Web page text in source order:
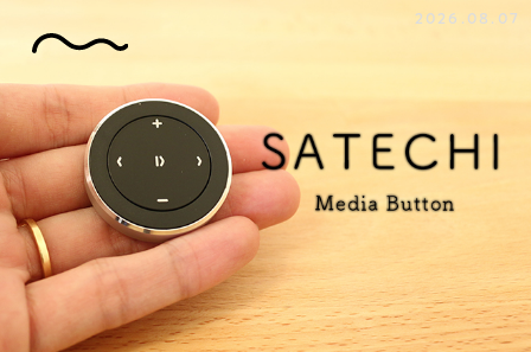
2026.08.07